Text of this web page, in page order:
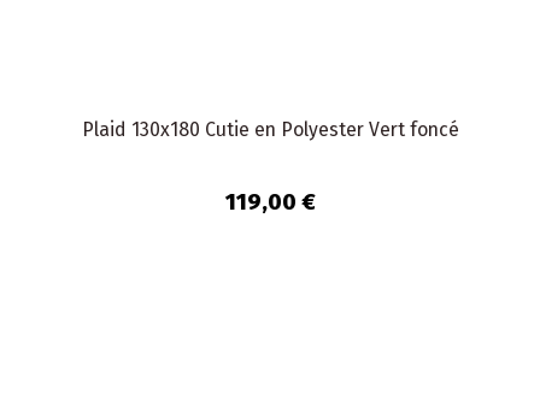
Plaid 130x180 Cutie en Polyester Vert foncé
119,00 €